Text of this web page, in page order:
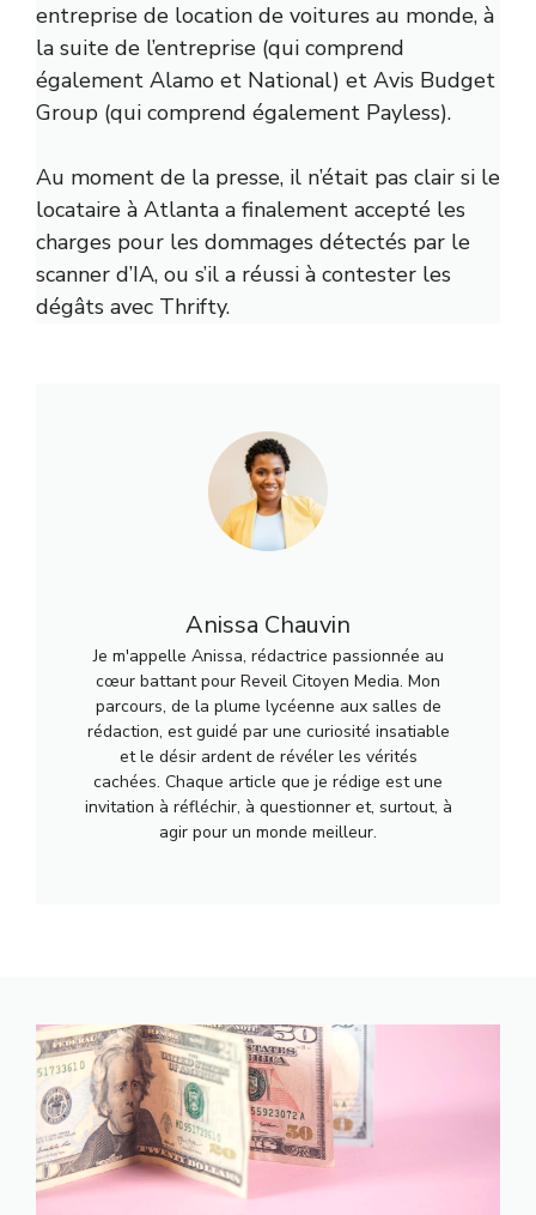
entreprise de location de voitures au monde, à
la suite de l’entreprise (qui comprend
également Alamo et National) et Avis Budget
Group (qui comprend également Payless).
Au moment de la presse, il n’était pas clair si le
locataire à Atlanta a finalement accepté les
charges pour les dommages détectés par le
scanner d’IA, ou s’il a réussi à contester les
dégâts avec Thrifty.
Anissa Chauvin
Je m'appelle Anissa, rédactrice passionnée au
cœur battant pour Reveil Citoyen Media. Mon
parcours, de la plume lycéenne aux salles de
rédaction, est guidé par une curiosité insatiable
et le désir ardent de révéler les vérités
cachées. Chaque article que je rédige est une
invitation à réfléchir, à questionner et, surtout, à
agir pour un monde meilleur.